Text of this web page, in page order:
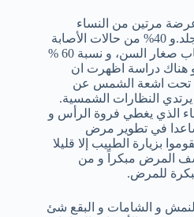
مرتين من النساء
للإصابة و الموت من سرطان الجلد.و 40% من حالات الأصابة
بسرطان الجلد هم من فئة الشباب صغار السن، و نسبة 60 %
هناك دراسة اظهرت ان
تحت اشعة الشمس عن
يرتدي النظارات الشمسية.
الذي يغطي فروة الرأس و
في تطوير مرض
بزيارة الطبيب إلا قليلا
المرض مبكراً و من
للمرض.
و الشامات و البقع شئ